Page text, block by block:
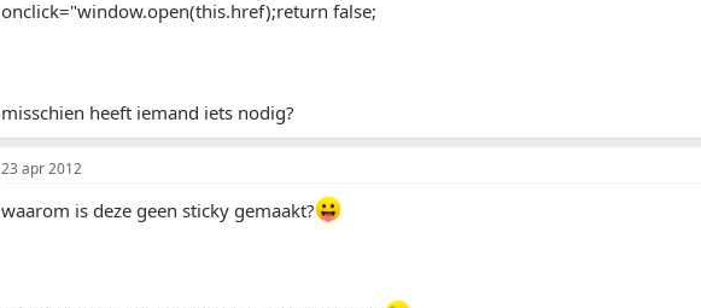
onclick="window.open(this.href);return false;
misschien heeft iemand iets nodig?
23 apr 2012
waarom is deze geen sticky gemaakt?